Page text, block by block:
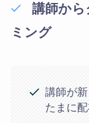
講師から
ミング
講師が
たまに